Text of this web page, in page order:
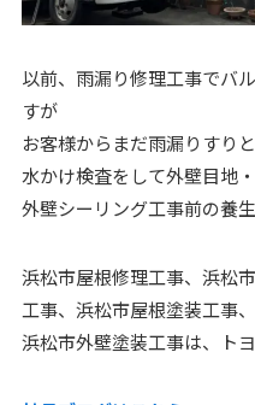
以前、雨漏り修理工事でバ
すが
お客様からまだ雨漏りすり
水かけ検査をして外壁目地
外壁シーリング工事前の養
浜松市屋根修理工事、浜松
工事、浜松市屋根塗装工事、
浜松市外壁塗装工事は、ト